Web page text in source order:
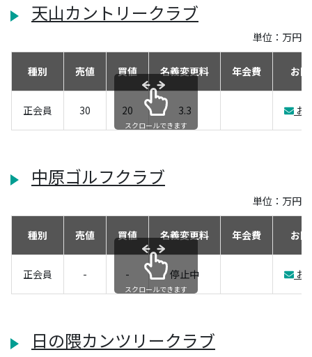
天山カントリークラブ
単位：万円
種別 売値 買値 名義変更料 年会費 お
正会員 30 20 3.3 お
スクロールできます
中原ゴルフクラブ
単位：万円
種別 売値 買値 名義変更料 年会費 お
正会員 - - 停止中 お
スクロールできます
日の隈カンツリークラブ